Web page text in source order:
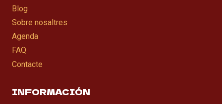
Blog
Sobre nosaltres
Agenda
FAQ
Contacte
INFORMACIÓN